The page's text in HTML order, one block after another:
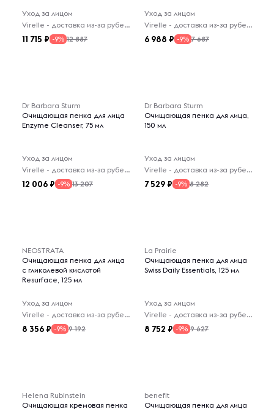
Уход за лицом
Virelle - доставка из-за рубежа
11 715 -9% 12 887
Уход за лицом
Virelle - доставка из-за рубежа
6 988 -9% 7 687
Dr Barbara Sturm
Очищающая пенка для лица
Enzyme Cleanser, 75 мл
Уход за лицом
Virelle - доставка из-за рубежа
12 006 -9% 13 207
Dr Barbara Sturm
Очищающая пенка для лица,
150 мл
Уход за лицом
Virelle - доставка из-за рубежа
7 529 -9% 8 282
NEOSTRATA
Очищающая пенка для лица
с гликолевой кислотой
Resurface, 125 мл
Уход за лицом
Virelle - доставка из-за рубежа
8 356 -9% 9 192
La Prairie
Очищающая пенка для лица
Swiss Daily Essentials, 125 мл
Уход за лицом
Virelle - доставка из-за рубежа
8 752 -9% 9 627
Helena Rubinstein
Очищающая кремовая пенка
benefit
Очищающая пенка для лица